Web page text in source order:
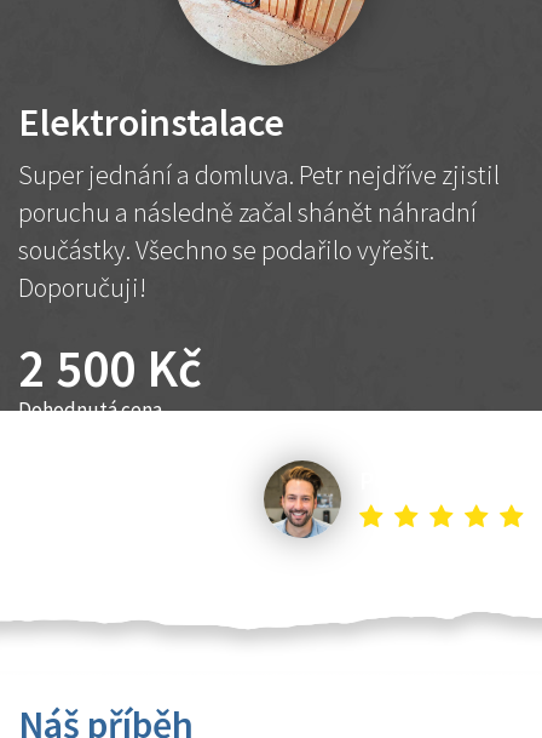
Elektroinstalace
Super jednání a domluva. Petr nejdříve zjistil
poruchu a následně začal shánět náhradní
součástky. Všechno se podařilo vyřešit.
Doporučuji!
2 500 Kč
Dohodnutá cena
Náš příběh